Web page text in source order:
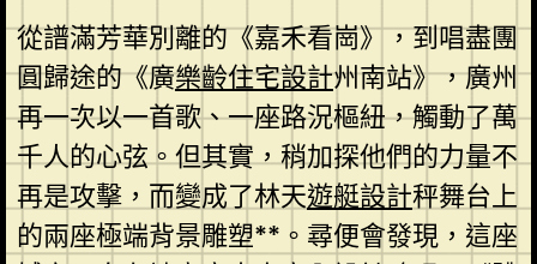
從譜滿芳華別離的《嘉禾看崗》，到唱盡團
圓歸途的《廣樂齡住宅設計州南站》，廣州
再一次以一首歌、一座路況樞紐，觸動了萬
千人的心弦。但其實，稍加探他們的力量不
再是攻擊，而變成了林天遊艇設計秤舞台上
的兩座極端背景雕塑**。尋便會發現，這座